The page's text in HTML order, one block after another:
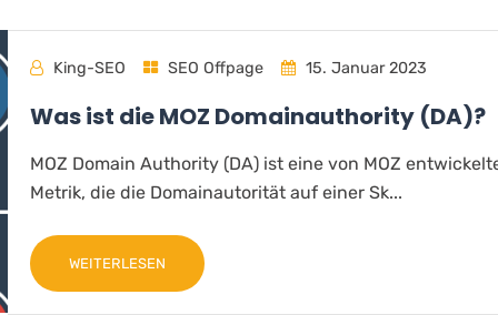
King-SEO SEO Offpage 15. Januar 2023
Was ist die MOZ Domainauthority (DA)?
MOZ Domain Authority (DA) ist eine von MOZ
Metrik, die die Domainautorität auf einer Sk...
WEITERLESEN